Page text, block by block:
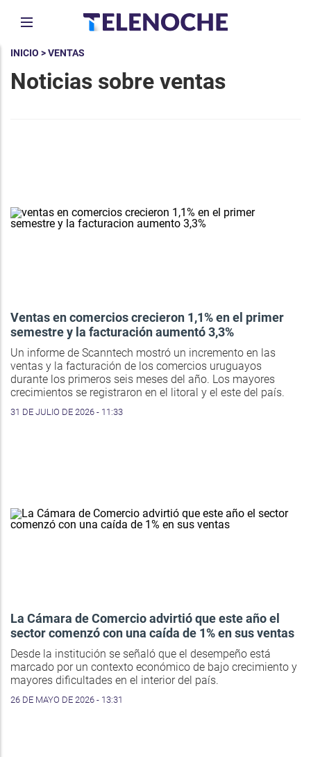
INICIO > VENTAS
Noticias sobre ventas
Ventas en comercios crecieron 1,1% en el primer
semestre y la facturación aumentó 3,3%
Un informe de Scanntech mostró un incremento en las
ventas y la facturación de los comercios uruguayos
durante los primeros seis meses del año. Los mayores
crecimientos se registraron en el litoral y el este del país.
31 DE JULIO DE 2026 - 11:33
La Cámara de Comercio advirtió que este año el
sector comenzó con una caída de 1% en sus ventas
Desde la institución se señaló que el desempeño está
marcado por un contexto económico de bajo crecimiento y
mayores dificultades en el interior del país.
26 DE MAYO DE 2026 - 13:31